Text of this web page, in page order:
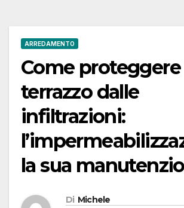
ARREDAMENTO
Come
terrazzo dalle
infiltrazioni:
la sua
Di Michele